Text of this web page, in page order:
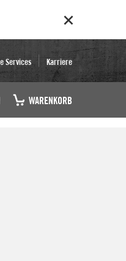
Services Karriere
WARENKORB